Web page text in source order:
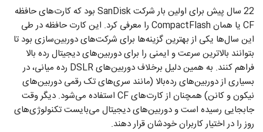
22 سال پیش برای اولین بار شرکت SanDisk بود که کارت‌های حافظه
CF یا همان CompactFlash را معرفی کرد. این کارت حافظه در طی
این سال‌ها یکی از بهترین گزینه‌ها برای شرکت‌های دوربین‌سازی بود تا
بتوانند بالاترین سرعت و ایمنی را برای دوربین‌های دیجیتال رده بالا
فراهم کنند. به همین دلیل برخلاف دوربین‌های DSLR رده میانی، در
بسیاری از دوربین‌های رده‌بالا (مانند سری‌های تک رقمی دوربین‌های
نیکون و کانن) همچنان از کارت‌های CF استفاده می‌شود. دیگر وقت
جابجایی رسیده است و دوربین‌های دیجیتال می‌بایست تکنولوژی‌های
روز را در اختیار کاربران خودشان قرار دهند.